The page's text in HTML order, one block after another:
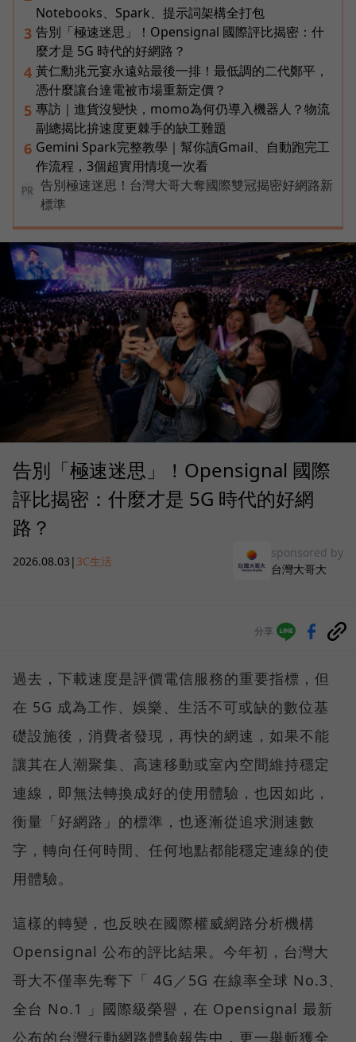
Notebooks、Spark、提示詞架構全打包
3 告別「極速迷思」！Opensignal 國際評比揭密：什
麼才是 5G 時代的好網路？
4 黃仁勳兆元宴永遠站最後一排！最低調的二代鄭平，
憑什麼讓台達電被市場重新定價？
5 專訪｜進貨沒變快，momo為何仍導入機器人？物流
副總揭比拚速度更棘手的缺工難題
6 Gemini Spark完整教學｜幫你讀Gmail、自動跑完工
作流程，3個超實用情境一次看
PR
告別極速迷思！台灣大哥大奪國際雙冠揭密好網路新
標準
告別「極速迷思」！Opensignal 國際
評比揭密：什麼才是 5G 時代的好網
路？
2026.08.03 | 3C生活
sponsored by
台灣大哥大
分享
過去，下載速度是評價電信服務的重要指標，但
在 5G 成為工作、娛樂、生活不可或缺的數位基
礎設施後，消費者發現，再快的網速，如果不能
讓其在人潮聚集、高速移動或室內空間維持穩定
連線，即無法轉換成好的使用體驗，也因如此，
衡量「好網路」的標準，也逐漸從追求測速數
字，轉向任何時間、任何地點都能穩定連線的使
用體驗。
這樣的轉變，也反映在國際權威網路分析機構
Opensignal 公布的評比結果。今年初，台灣大
哥大不僅率先奪下「 4G／5G 在線率全球 No.3、
全台 No.1 」國際級榮譽，在 Opensignal 最新
公布的台灣行動網路體驗報告中，更一舉斬獲全